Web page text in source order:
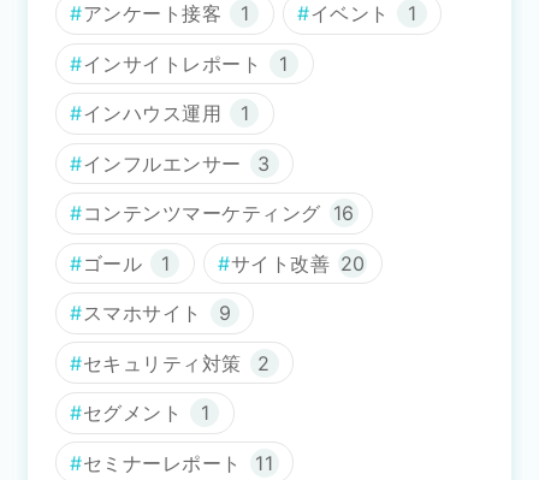
アンケート接客 1 イベント 1
インサイトレポート 1
インハウス運用 1
インフルエンサー 3
コンテンツマーケティング 16
ゴール 1 サイト改善 20
スマホサイト 9
セキュリティ対策 2
セグメント 1
セミナーレポート 11